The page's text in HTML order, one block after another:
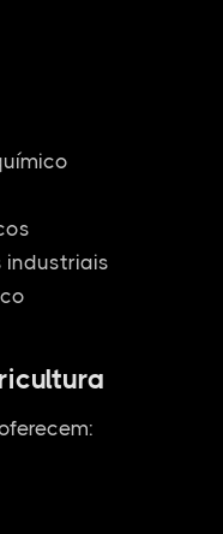
industriais